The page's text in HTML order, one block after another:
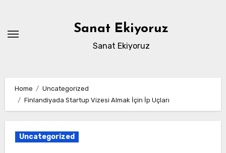
content
Sanat Ekiyoruz
Sanat Ekiyoruz
Home
Uncategorized
Finlandiyada Startup Vizesi Almak İçin İp Uçları
Uncategorized